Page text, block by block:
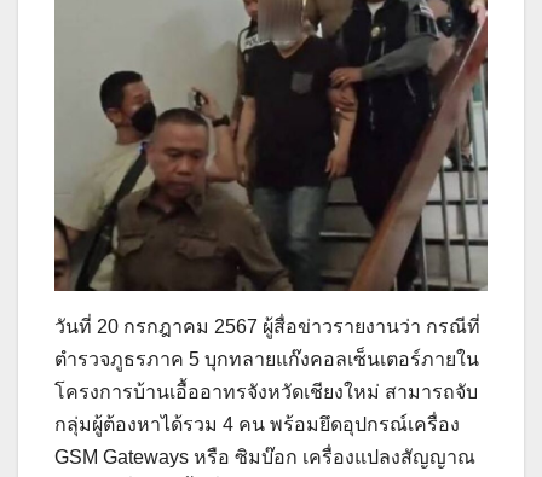
วันที่ 20 กรกฎาคม 2567 ผู้สื่อข่าวรายงานว่า กรณีที่
ตำรวจภูธรภาค 5 บุกทลายแก๊งคอลเซ็นเตอร์ภายใน
โครงการบ้านเอื้ออาทรจังหวัดเชียงใหม่ สามารถจับ
กลุ่มผู้ต้องหาได้รวม 4 คน พร้อมยึดอุปกรณ์เครื่อง
GSM Gateways หรือ ซิมบ๊อก เครื่องแปลงสัญญาณ